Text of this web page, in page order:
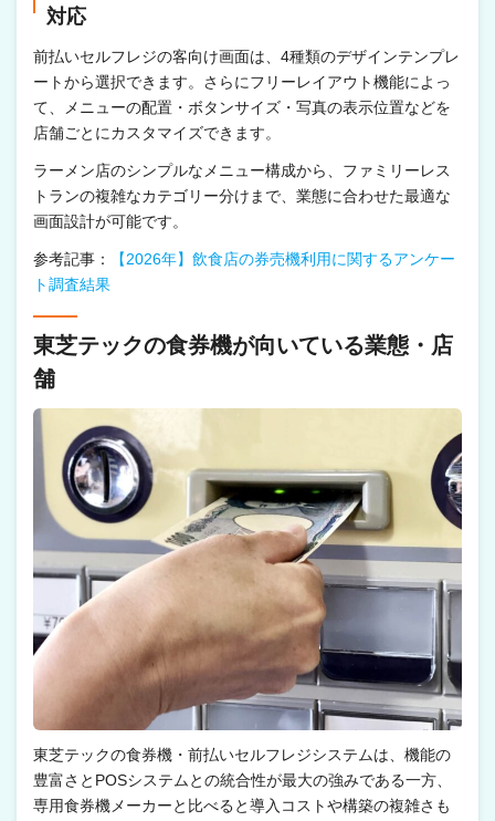
対応
前払いセルフレジの客向け画面は、4種類のデザインテンプレ
ートから選択できます。さらにフリーレイアウト機能によっ
て、メニューの配置・ボタンサイズ・写真の表示位置などを
店舗ごとにカスタマイズできます。
ラーメン店のシンプルなメニュー構成から、ファミリーレス
トランの複雑なカテゴリー分けまで、業態に合わせた最適な
画面設計が可能です。
参考記事：
【2026年】飲食店の券売機利用に関するアンケー
ト調査結果
東芝テックの食券機が向いている業態・店
舗
東芝テックの食券機・前払いセルフレジシステムは、機能の
豊富さとPOSシステムとの統合性が最大の強みである一方、
専用食券機メーカーと比べると導入コストや構築の複雑さも